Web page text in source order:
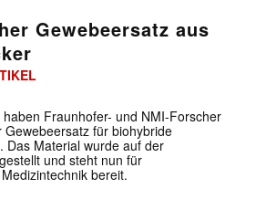
Gewebeersatz aus
haben Fraunhofer- und NMI-Forscher
für biohybride
Das Material wurde auf der
und steht nun für
bereit.